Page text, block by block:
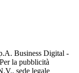
Business Digital -
la pubblicità
sede legale